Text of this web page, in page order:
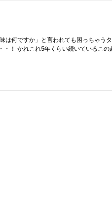
は何ですか」と言われても困っちゃ
・！ かれこれ5年くらい続いているこ